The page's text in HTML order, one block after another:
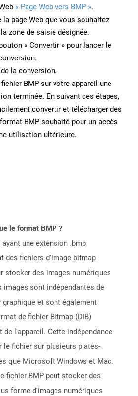
« Page Web vers BMP ».
la page Web que vous souhaitez
zone de saisie désignée.
« Convertir » pour lancer le
la conversion.
BMP sur votre appareil une
terminée. En suivant ces étapes,
convertir et télécharger des
BMP souhaité pour un accès
utilisation ultérieure.
le format BMP ?
une extension .bmp
des fichiers d'image bitmap
stocker des images numériques
images sont indépendantes de
graphique et sont également
de fichier Bitmap (DIB)
de l'appareil. Cette indépendance
le fichier sur plusieurs plates-
que Microsoft Windows et Mac.
fichier BMP peut stocker des
forme d'images numériques